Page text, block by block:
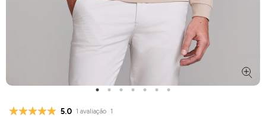
5.0 1 avaliação 1